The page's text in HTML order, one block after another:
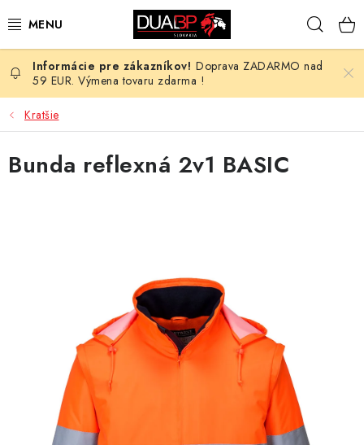
na
NOVÉ
PRACOVNÉ ODEVY
OBUV
OCHRANNÉ POMÔCKY
% OUTLET
Doprava ZADARMO nad
59 EUR. Výmena tovaru zdarma !
Kratšie
Bunda reflexná 2v1 BASIC